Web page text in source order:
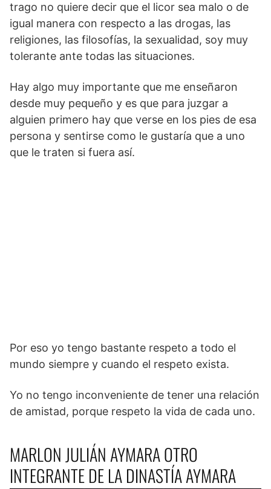
trago no quiere decir que el licor sea malo o de
igual manera con respecto a las drogas, las
religiones, las filosofías, la sexualidad, soy muy
tolerante ante todas las situaciones.
Hay algo muy importante que me enseñaron
desde muy pequeño y es que para juzgar a
alguien primero hay que verse en los pies de esa
persona y sentirse como le gustaría que a uno
que le traten si fuera así.
Por eso yo tengo bastante respeto a todo el
mundo siempre y cuando el respeto exista.
Yo no tengo inconveniente de tener una relación
de amistad, porque respeto la vida de cada uno.
MARLON JULIÁN AYMARA OTRO
INTEGRANTE DE LA DINASTÍA AYMARA